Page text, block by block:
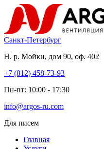
Перейти
содержимому
Санкт-Петербург
Н. р. Мойки, дом 90, оф. 402
+7 (812) 458-73-93
Пн-пт: 10:00 - 17:30
info@argos-ru.com
Для писем
Главная